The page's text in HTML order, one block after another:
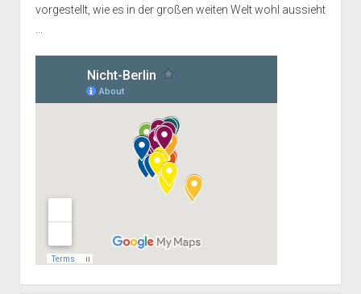
vorgestellt, wie es in der großen weiten Welt wohl aussieht